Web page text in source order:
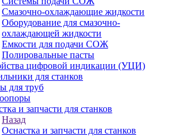
Смазочно-охлаждающие жидкости
Оборудование для смазочно-
охлаждающей жидкости
Емкости для подачи СОЖ
Полировальные пасты
цифровой индикации (УЦИ)
для станков
для труб
и запчасти для станков
Назад
Оснастка и запчасти для станков